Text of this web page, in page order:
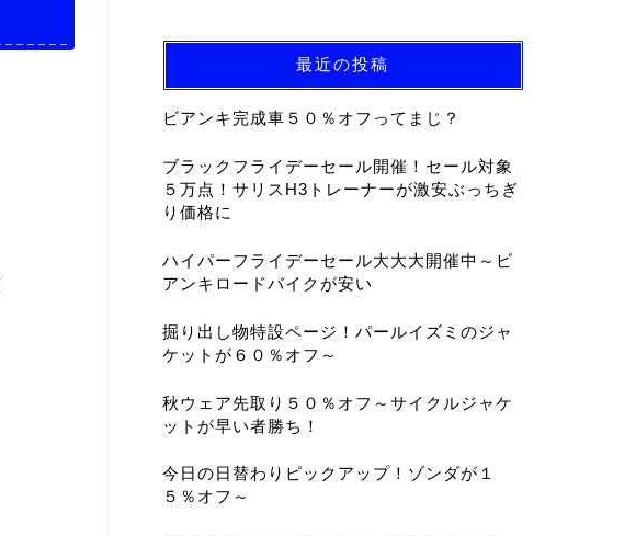
最近の投稿
ビアンキ完成車５０％オフってまじ？
ブラックフライデーセール開催！セール対象
５万点！サリスH3トレーナーが激安ぶっちぎ
り価格に
ハイパーフライデーセール大大大開催中～ビ
アンキロードバイクが安い
掘り出し物特設ページ！パールイズミのジャ
ケットが６０％オフ～
秋ウェア先取り５０％オフ～サイクルジャケ
ットが早い者勝ち！
今日の日替わりピックアップ！ゾンダが１
５％オフ～